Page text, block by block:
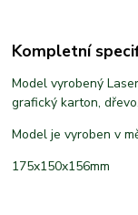
Kompletní
Model vyrobený
grafický karton, dřevo.
Model je vyroben v
175x150x156mm